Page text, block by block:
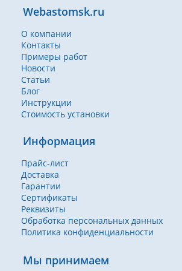
Webastomsk.ru
О компании
Контакты
Примеры работ
Новости
Статьи
Блог
Инструкции
Стоимость установки
Информация
Прайс-лист
Доставка
Гарантии
Сертификаты
Реквизиты
Обработка персональных данных
Политика конфиденциальности
Мы принимаем